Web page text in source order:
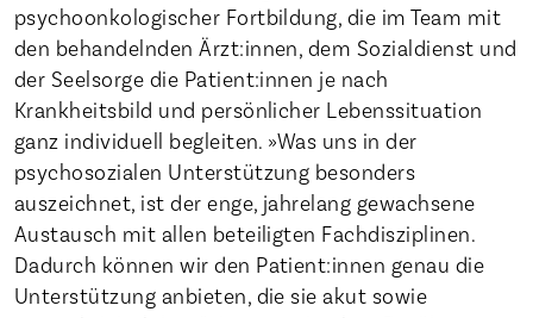
psychoonkologischer Fortbildung, die im Team mit
den behandelnden Ärzt:innen, dem Sozialdienst und
der Seelsorge die Patient:innen je nach
Krankheitsbild und persönlicher Lebenssituation
ganz individuell begleiten. »Was uns in der
psychosozialen Unterstützung besonders
auszeichnet, ist der enge, jahrelang gewachsene
Austausch mit allen beteiligten Fachdisziplinen.
Dadurch können wir den Patient:innen genau die
Unterstützung anbieten, die sie akut sowie